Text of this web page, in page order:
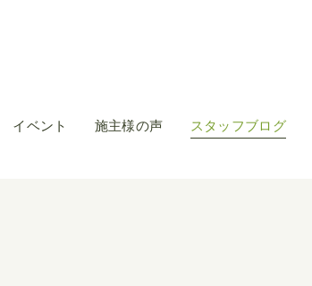
イベント 施主様の声 スタッフブログ